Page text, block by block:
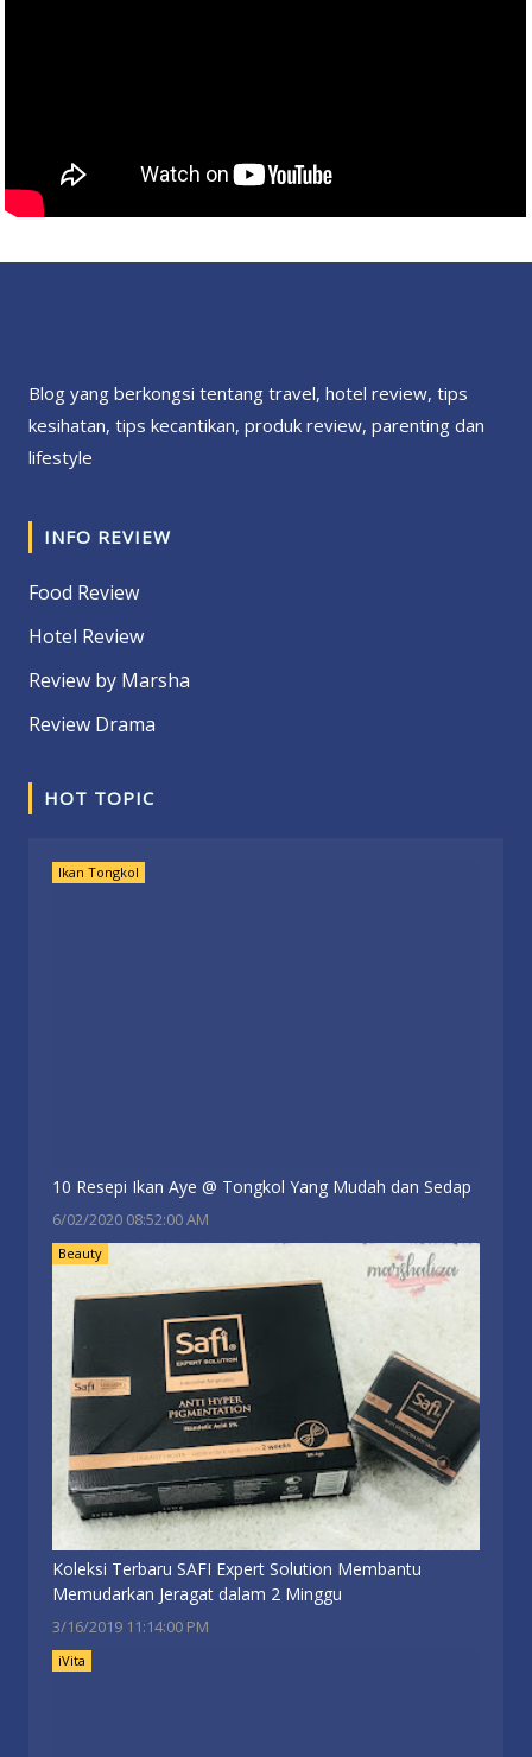
Blog yang berkongsi tentang travel, hotel review, tips
kesihatan, tips kecantikan, produk review, parenting dan
lifestyle
INFO REVIEW
Food Review
Hotel Review
Review by Marsha
Review Drama
HOT TOPIC
Ikan Tongkol
10 Resepi Ikan Aye @ Tongkol Yang Mudah dan Sedap
6/02/2020 08:52:00 AM
Beauty
Koleksi Terbaru SAFI Expert Solution Membantu
Memudarkan Jeragat dalam 2 Minggu
3/16/2019 11:14:00 PM
iVita